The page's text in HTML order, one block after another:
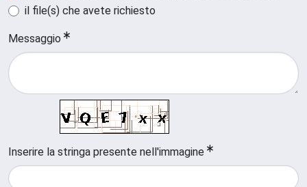
il file(s) che avete richiesto
Messaggio
Inserire la stringa presente nell'immagine